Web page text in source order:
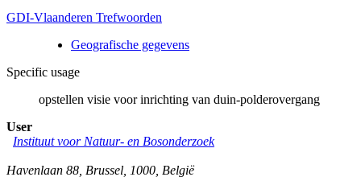
GDI-Vlaanderen Trefwoorden
Geografische gegevens
Specific usage
opstellen visie voor inrichting van duin-polderovergang
User
Instituut voor Natuur- en Bosonderzoek
Havenlaan 88 Brussel 1000 België